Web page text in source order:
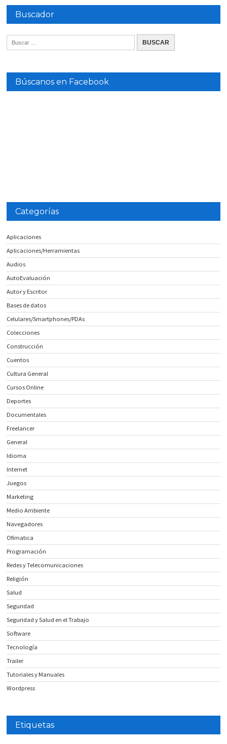
Buscador
Búscanos en Facebook
Categorías
Aplicaciones
Aplicaciones/Herramientas
Audios
AutoEvaluación
Autor y Escritor
Bases de datos
Celulares/Smartphones/PDAs
Colecciones
Construcción
Cuentos
Cultura General
Cursos Online
Deportes
Documentales
Freelancer
General
Idioma
Internet
Juegos
Marketing
Medio Ambiente
Navegadores
Ofimatica
Programación
Redes y Telecomunicaciones
Religión
Salud
Seguridad
Seguridad y Salud en el Trabajo
Software
Tecnología
Trailer
Tutoriales y Manuales
Wordpress
Etiquetas